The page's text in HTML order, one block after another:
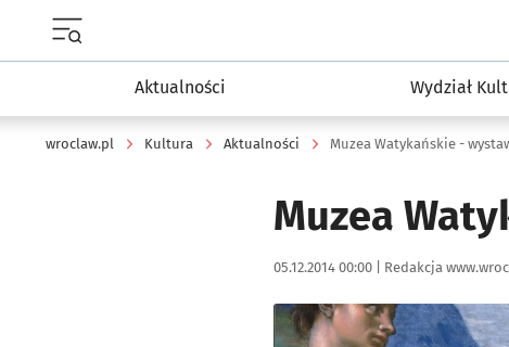
Aktualności Wydział
wroclaw.pl Kultura Aktualności Muzea Watykańskie -
Muzea
Data publikacji:
05.12.2014 00:00 | Autor:
Redakcja
Kliknij, aby powiększyć